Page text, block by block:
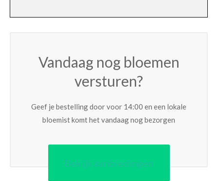
Vandaag nog bloemen
versturen?
Geef je bestelling door voor 14:00 en een lokale
bloemist komt het vandaag nog bezorgen
Bekijk aanbiedingen